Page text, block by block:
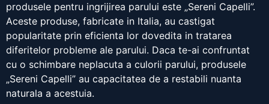
produsele pentru ingrijirea parului este „Sereni Capelli”.
Aceste produse, fabricate in Italia, au castigat
popularitate prin eficienta lor dovedita in tratarea
diferitelor probleme ale parului. Daca te-ai confruntat
cu o schimbare neplacuta a culorii parului, produsele
„Sereni Capelli” au capacitatea de a restabili nuanta
naturala a acestuia.